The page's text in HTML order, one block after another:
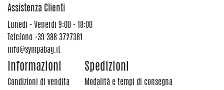
Assistenza Clienti
Lunedi - Venerdi 9:00 - 18:00
Telefono +39 388 3727381
info@sympabag.it
Informazioni
Condizioni di vendita
Spedizioni
Modalità e tempi di consegna